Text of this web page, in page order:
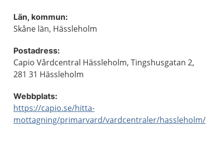
Län, kommun:
Skåne län, Hässleholm
Postadress:
Capio Vårdcentral Hässleholm, Tingshusgatan 2,
281 31 Hässleholm
Webbplats:
https://capio.se/hitta-
mottagning/primarvard/vardcentraler/hassleholm/